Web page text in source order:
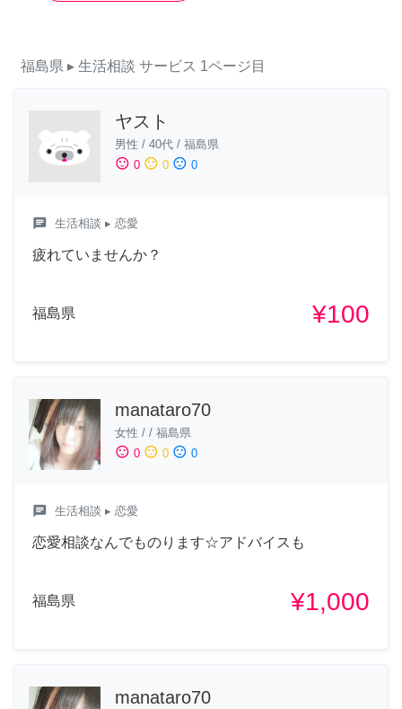
福島県 ▸ 生活相談 サービス 1ページ目
ヤスト
男性 / 40代 / 福島県
sentiment_satisfied 0 sentiment_neutral 0 sentiment_dissatisfied 0
chat 生活相談 ▸ 恋愛
疲れていませんか？
福島県 ¥100
manataro70
女性 / / 福島県
sentiment_satisfied 0 sentiment_neutral 0 sentiment_dissatisfied 0
chat 生活相談 ▸ 恋愛
恋愛相談なんでものります☆アドバイスも
福島県 ¥1,000
manataro70